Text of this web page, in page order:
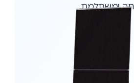
ומשתלמת.